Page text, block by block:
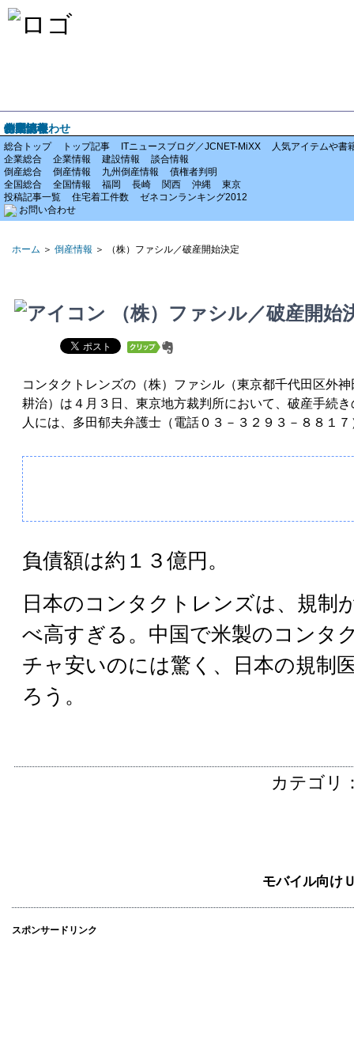
ホーム
企業情報
倒産情報
全国情報
特集記事
お問い合わせ
総合トップ トップ記事 ITニュースブログ／JCNET-MiXX
人気アイテムや書
企業総合
企業情報 建設情報
談合情報
倒産総合
倒産情報 九州倒産情報
債権者判明
全国総合
全国情報 福岡 長崎 関西 沖縄
東京
投稿記事一覧
住宅着工件数
ゼネコンランキング2012
お問い合わせ
ホーム ＞ 倒産情報 ＞ （株）ファシル／破産開始決定
（株）ファシル／破産開始
コンタクトレンズの（株）ファシル（東京都千代田区外
耕治）は４月３日、東京地方裁判所において、破産手続
人には、多田郁夫弁護士（電話０３－３２９３－８８１
負債額は約１３億円。
日本のコンタクトレンズは、規制
べ高すぎる。中国で米製のコンタ
チャ安いのには驚く、日本の規制
ろう。
カテゴリ
モバイル向け
スポンサードリンク